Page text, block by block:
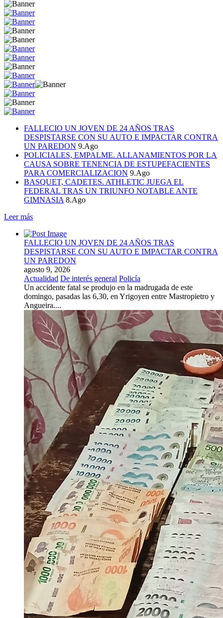
FALLECIO UN JOVEN DE 24 AÑOS TRAS
DESPISTARSE CON SU AUTO E IMPACTAR CONTRA
UN PAREDON 9.Ago
POLICIALES, EMPALME. ALLANAMIENTOS POR LA
CAUSA SOBRE TENENCIA DE ESTUPEFACIENTES
PARA COMERCIALIZACION 9.Ago
BASQUET, CADETES. ATHLETIC JUEGA EL
FEDERAL TRAS UN TRIUNFO NOTABLE ANTE
GIMNASIA 8.Ago
Leer más
FALLECIO UN JOVEN DE 24 AÑOS TRAS
DESPISTARSE CON SU AUTO E IMPACTAR CONTRA
UN PAREDON
agosto 9, 2026
Actualidad De interés general Policía
Un accidente fatal se produjo en la madrugada de este
domingo, pasadas las 6,30, en Yrigoyen entre Mastropietro y
Angueira....